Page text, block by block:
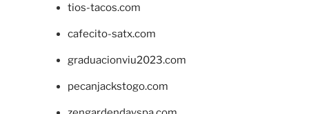
tios-tacos.com
cafecito-satx.com
graduacionviu2023.com
pecanjackstogo.com